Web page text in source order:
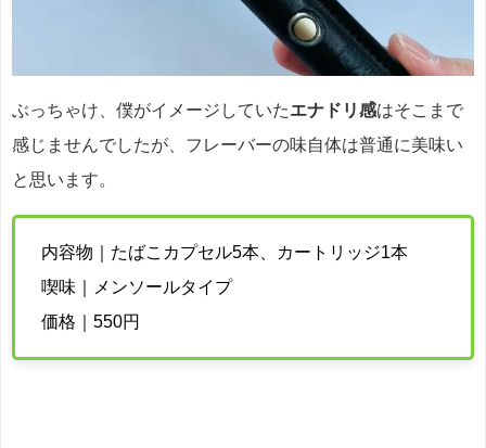
ぶっちゃけ、僕がイメージしていたエナドリ感はそこまで
感じませんでしたが、フレーバーの味自体は普通に美味い
と思います。
内容物｜たばこカプセル5本、カートリッジ1本
喫味｜メンソールタイプ
価格｜550円